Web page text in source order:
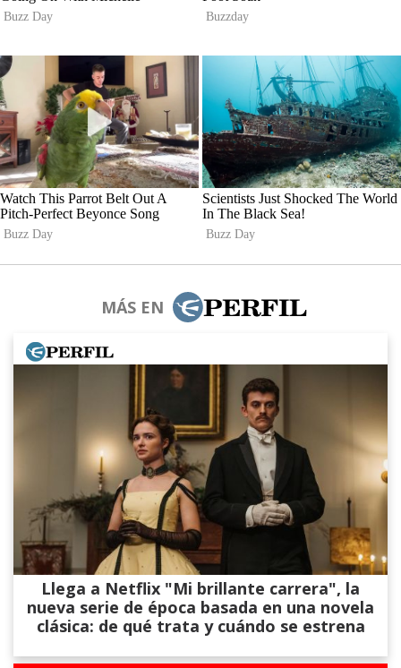
MÁS EN
Llega a Netflix "Mi brillante carrera", la
nueva serie de época basada en una novela
clásica: de qué trata y cuándo se estrena